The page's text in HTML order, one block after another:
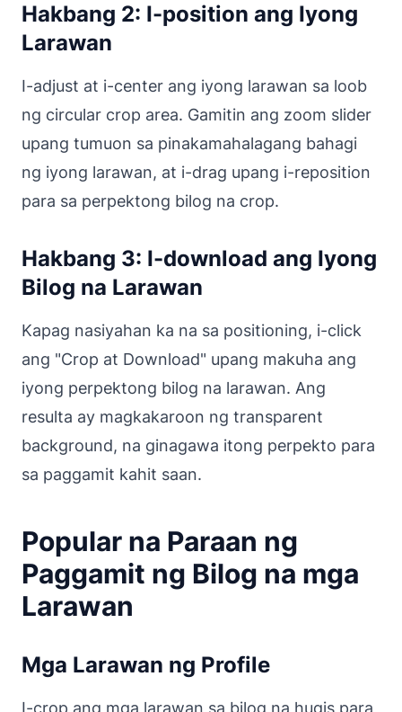
Hakbang 2: I-position ang Iyong
Larawan
I-adjust at i-center ang iyong larawan sa loob
ng circular crop area. Gamitin ang zoom slider
upang tumuon sa pinakamahalagang bahagi
ng iyong larawan, at i-drag upang i-reposition
para sa perpektong bilog na crop.
Hakbang 3: I-download ang Iyong
Bilog na Larawan
Kapag nasiyahan ka na sa positioning, i-click
ang "Crop at Download" upang makuha ang
iyong perpektong bilog na larawan. Ang
resulta ay magkakaroon ng transparent
background, na ginagawa itong perpekto para
sa paggamit kahit saan.
Popular na Paraan ng
Paggamit ng Bilog na mga
Larawan
Mga Larawan ng Profile
I-crop ang mga larawan sa bilog na hugis para